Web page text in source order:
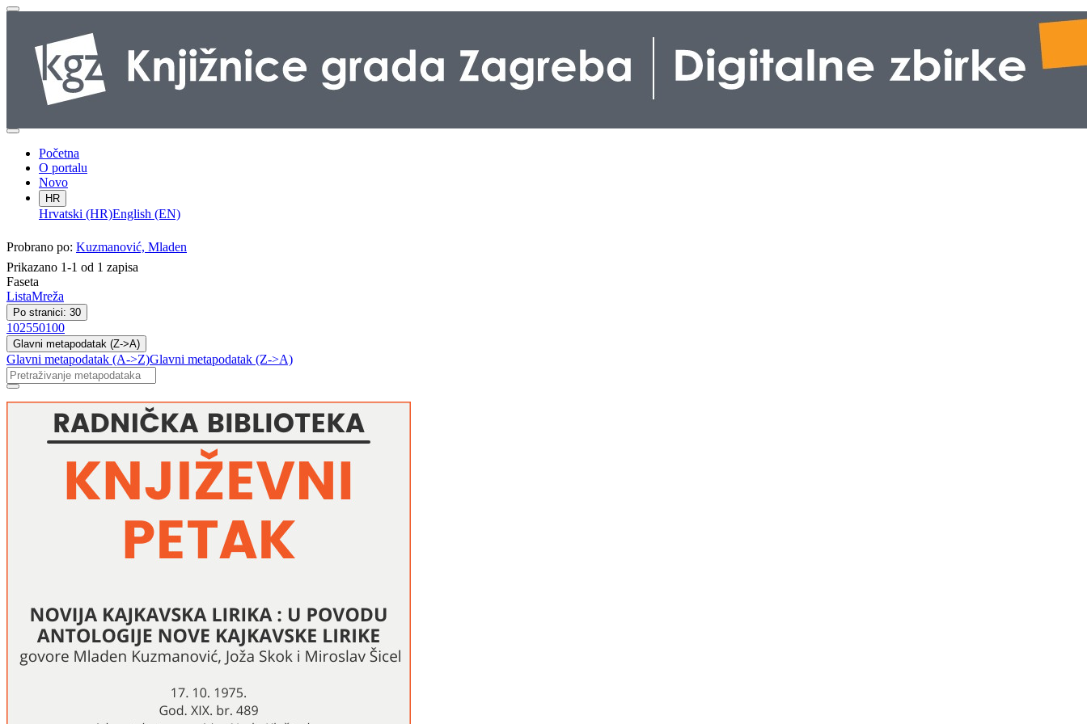
Početna
O portalu
Novo
HR
Hrvatski (HR)English (EN)
Probrano po: Kuzmanović, Mladen
Prikazano 1-1 od 1 zapisa
Faseta
ListaMreža
Po stranici: 30
102550100
Glavni metapodatak (Z->A)
Glavni metapodatak (A->Z)Glavni metapodatak (Z->A)